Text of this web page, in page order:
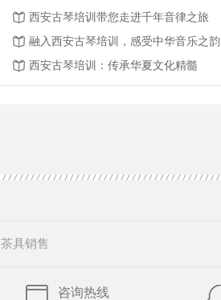
西安古琴培训带您走进千年音律之旅
融入西安古琴培训，感受中华音乐之韵
西安古琴培训：传承华夏文化精髓
茶具销售
咨询热线